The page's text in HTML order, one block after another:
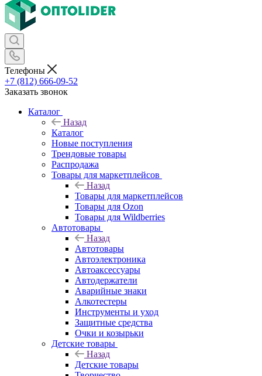
Телефоны
+7 (812) 666-09-52
Заказать звонок
Каталог
Назад
Каталог
Новые поступления
Трендовые товары
Распродажа
Товары для маркетплейсов
Назад
Товары для маркетплейсов
Товары для Ozon
Товары для Wildberries
Автотовары
Назад
Автотовары
Автоэлектроника
Автоаксессуары
Автодержатели
Аварийные знаки
Алкотестеры
Инструменты и уход
Защитные средства
Очки и козырьки
Детские товары
Назад
Детские товары